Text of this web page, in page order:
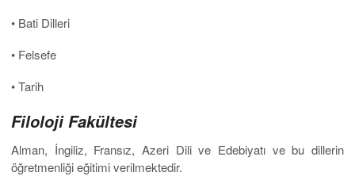
• Bati Dilleri
• Felsefe
• Tarih
Filoloji Fakültesi
Alman, İngiliz, Fransız, Azeri Dili ve Edebiyatı ve bu dillerin
öğretmenliği eğitimi verilmektedir.